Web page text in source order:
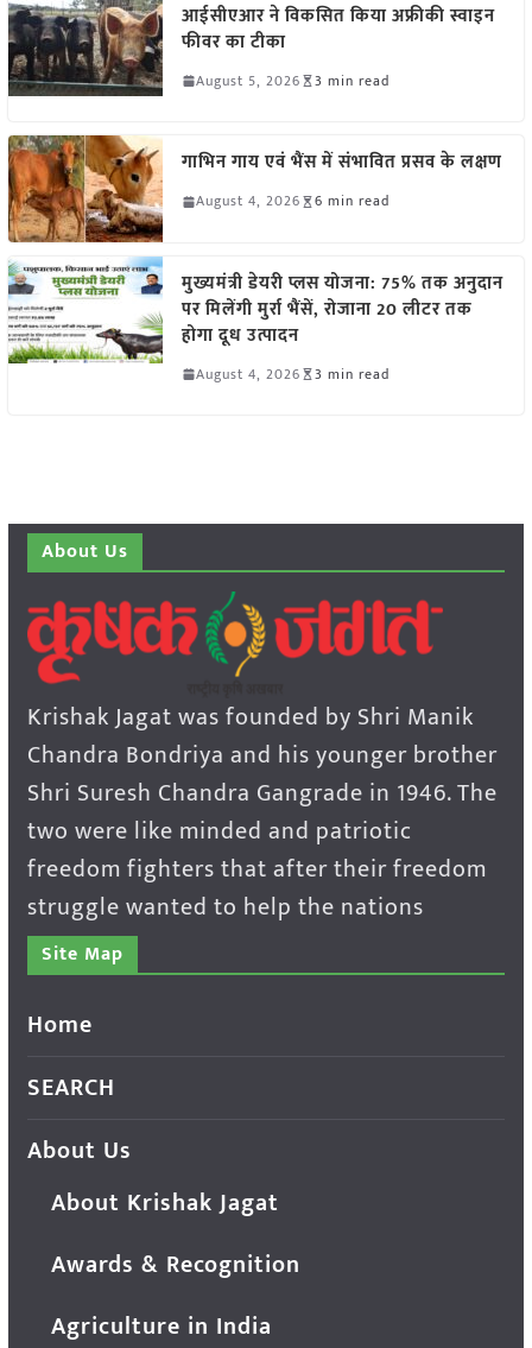
आईसीएआर ने विकसित किया अफ्रीकी स्वाइन
फीवर का टीका
August 5, 2026 3 min read
गाभिन गाय एवं भैंस में संभावित प्रसव के लक्षण
August 4, 2026 6 min read
मुख्यमंत्री डेयरी प्लस योजना: 75% तक अनुदान
पर मिलेंगी मुर्रा भैंसें, रोजाना 20 लीटर तक
होगा दूध उत्पादन
August 4, 2026 3 min read
About Us
Krishak Jagat was founded by Shri Manik
Chandra Bondriya and his younger brother
Shri Suresh Chandra Gangrade in 1946. The
two were like minded and patriotic
freedom fighters that after their freedom
struggle wanted to help the nations
Site Map
Home
SEARCH
About Us
About Krishak Jagat
Awards & Recognition
Agriculture in India